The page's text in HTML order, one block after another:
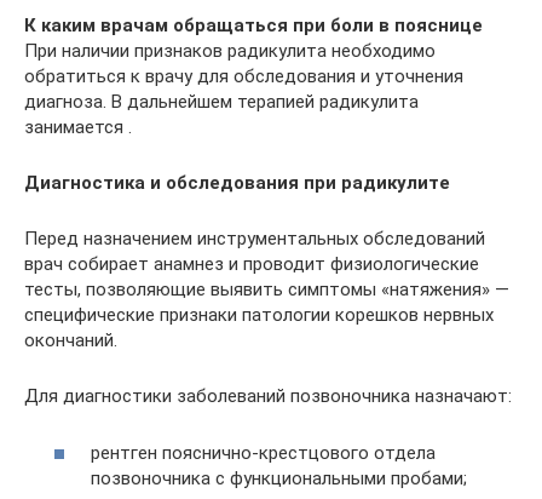
К каким врачам обращаться при боли в пояснице
При наличии признаков радикулита необходимо
обратиться к врачу для обследования и уточнения
диагноза. В дальнейшем терапией радикулита
занимается .
Диагностика и обследования при радикулите
Перед назначением инструментальных обследований
врач собирает анамнез и проводит физиологические
тесты, позволяющие выявить симптомы «натяжения» —
специфические признаки патологии корешков нервных
окончаний.
Для диагностики заболеваний позвоночника назначают:
рентген пояснично-крестцового отдела
позвоночника с функциональными пробами;